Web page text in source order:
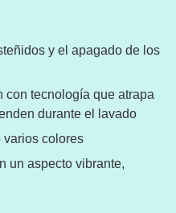
y el apagado de los
con tecnología que atrapa
durante el lavado
varios colores
un aspecto vibrante,